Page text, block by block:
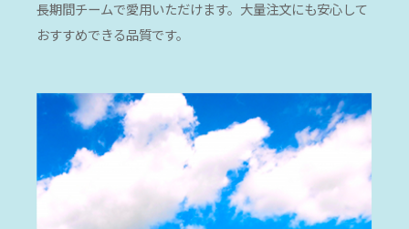
長期間チームで愛用いただけます。大量注文にも安心して
おすすめできる品質です。